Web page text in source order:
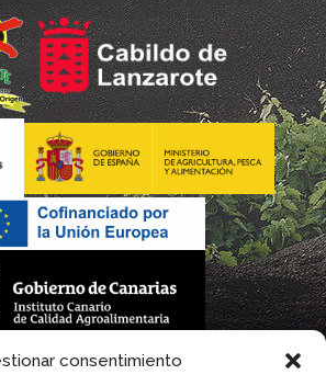
consentimiento
realizada por este Consejo Regulador es financiada,